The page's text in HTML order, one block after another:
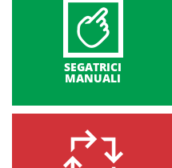
SEGATRICI
MANUALI